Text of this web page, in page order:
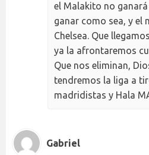
el Malakito no
ganar como sea, y el
Chelsea. Que
ya la afrontaremos
Que nos eliminan,
tendremos la liga a
madridistas y Hala
Gabriel